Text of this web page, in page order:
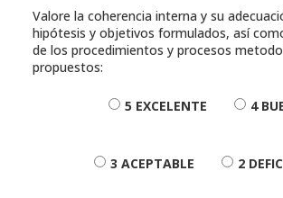
Valore la coherencia interna y su
hipótesis y objetivos formulados, así
de los procedimientos y procesos
propuestos:
5 EXCELENTE 4
3 ACEPTABLE 2